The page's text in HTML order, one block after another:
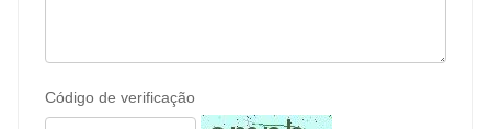
Código de verificação